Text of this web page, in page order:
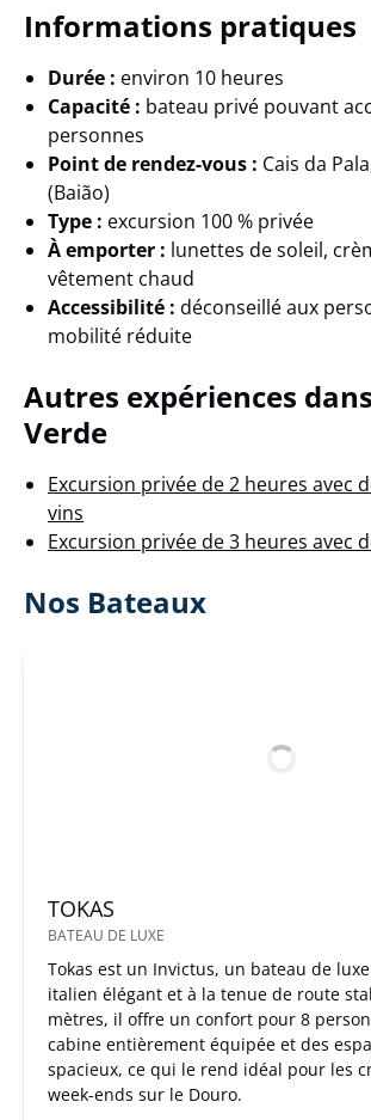
Informations pratiques
Durée : environ 10 heures
Capacité : bateau privé pouvant
personnes
Point de rendez-vous : Cais da
(Baião)
Type : excursion 100 % privée
À emporter : lunettes de soleil,
vêtement chaud
Accessibilité : déconseillé aux
mobilité réduite
Autres expériences
Verde
Excursion privée de 2 heures avec
vins
Excursion privée de 3 heures avec
Nos Bateaux
TOKAS
BATEAU DE LUXE
Tokas est un Invictus, un bateau de
italien élégant et à la tenue de route
mètres, il offre un confort pour 8
cabine entièrement équipée et des
spacieux, ce qui le rend idéal pour les
week-ends sur le Douro.